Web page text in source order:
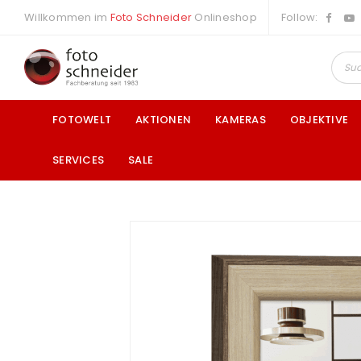
Willkommen im Foto Schneider Onlineshop Follow:
FOTOWELT AKTIONEN KAMERAS OBJEKTIVE
SERVICES SALE